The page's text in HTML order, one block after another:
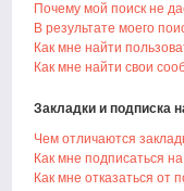
Почему мой поиск не
В результате моего
Как мне найти
Как мне найти свои
Закладки и подписка
Чем отличаются
Как мне подписаться
Как мне отказаться от